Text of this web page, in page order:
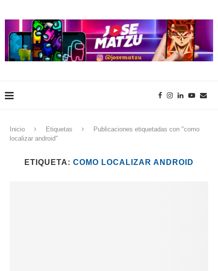
Inicio Etiquetas
Publicaciones etiquetadas con "como
localizar android"
ETIQUETA: COMO LOCALIZAR ANDROID